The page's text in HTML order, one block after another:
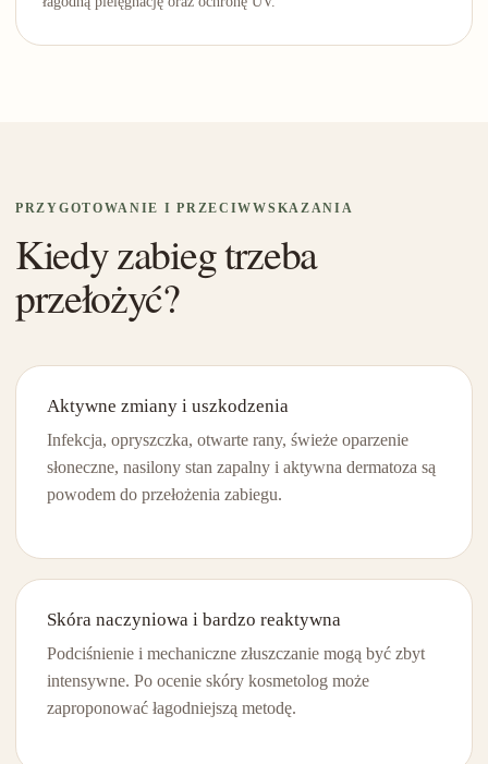
PRZYGOTOWANIE I PRZECIWWSKAZANIA
Kiedy zabieg trzeba
przełożyć?
Aktywne zmiany i uszkodzenia
Infekcja, opryszczka, otwarte rany, świeże oparzenie
słoneczne, nasilony stan zapalny i aktywna dermatoza są
powodem do przełożenia zabiegu.
Skóra naczyniowa i bardzo reaktywna
Podciśnienie i mechaniczne złuszczanie mogą być zbyt
intensywne. Po ocenie skóry kosmetolog może
zaproponować łagodniejszą metodę.